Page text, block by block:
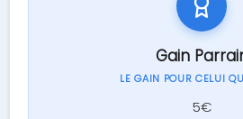
Gain
LE GAIN POUR CELUI
5€